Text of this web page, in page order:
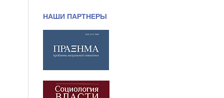
НАШИ ПАРТНЕРЫ